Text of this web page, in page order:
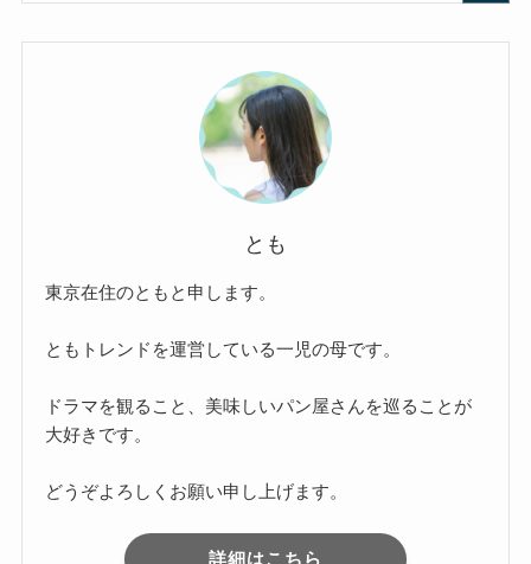
とも
東京在住のともと申します。
ともトレンドを運営している一児の母です。
ドラマを観ること、美味しいパン屋さんを巡ることが
大好きです。
どうぞよろしくお願い申し上げます。
詳細はこちら